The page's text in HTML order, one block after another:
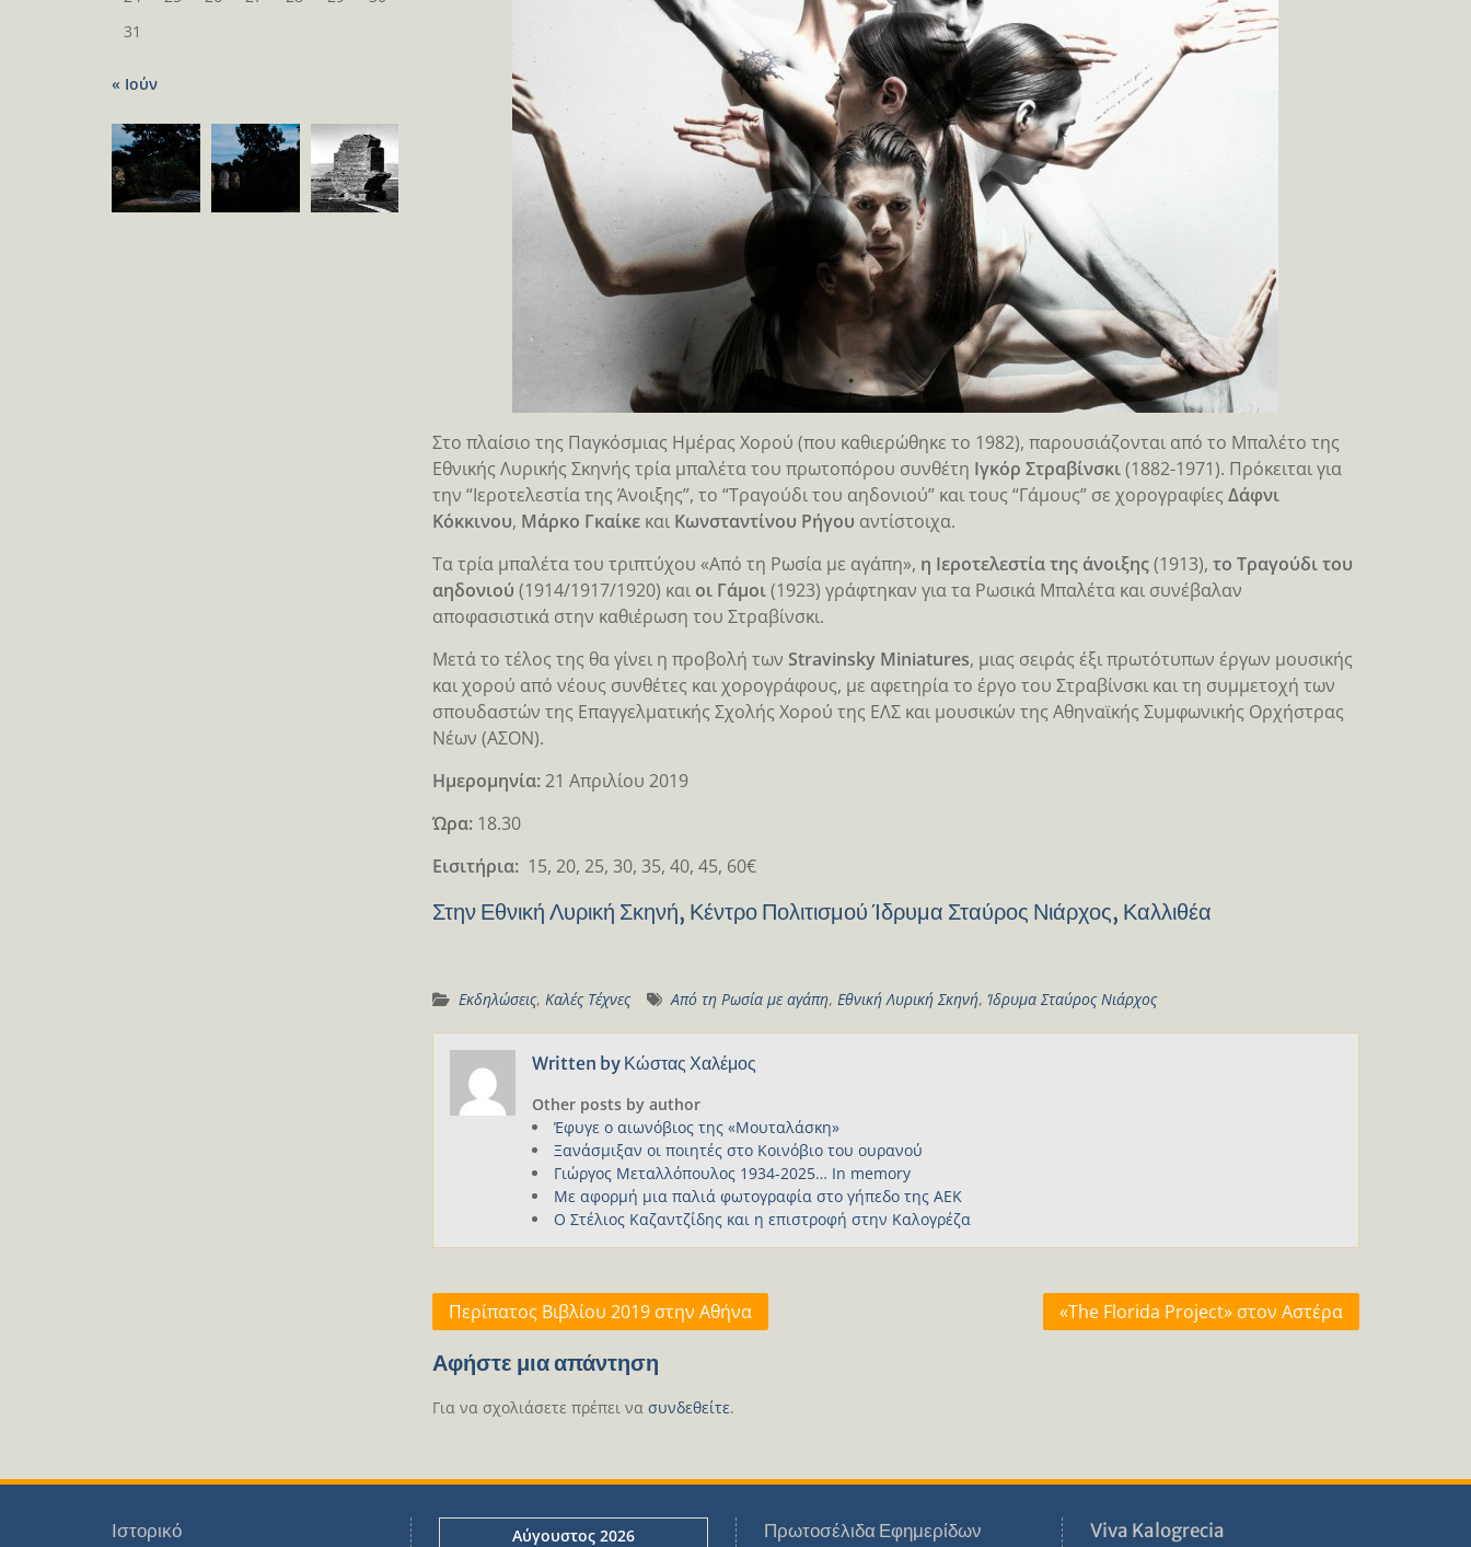
Στο πλαίσιο της Παγκόσμιας Ημέρας Χορού (που καθιερώθηκε το 1982), παρουσιάζονται από το Μπαλέτο της
Εθνικής Λυρικής Σκηνής τρία μπαλέτα του πρωτοπόρου συνθέτη Ιγκόρ Στραβίνσκι(1882-1971). Πρόκειται για
την “Ιεροτελεστία της Άνοιξης”, το “Τραγούδι του αηδονιού” και τους “Γάμους” σε χορογραφίες Δάφνι
Κόκκινου, Μάρκο Γκαίκεκαι Κωνσταντίνου Ρήγου αντίστοιχα.
Τα τρία μπαλέτα του τριπτύχου «Από τη Ρωσία με αγάπη», η Ιεροτελεστία της άνοιξης(1913), το Τραγούδι του
αηδονιού (1914/1917/1920) και οι Γάμοι(1923) γράφτηκαν για τα Ρωσικά Μπαλέτα και συνέβαλαν
αποφασιστικά στην καθιέρωση του Στραβίνσκι.
Μετά το τέλος της θα γίνει η προβολή των Stravinsky Miniatures, μιας σειράς έξι πρωτότυπων έργων μουσικής
και χορού από νέους συνθέτες και χορογράφους, με αφετηρία το έργο του Στραβίνσκι και τη συμμετοχή των
σπουδαστών της Επαγγελματικής Σχολής Χορού της ΕΛΣ και μουσικών της Αθηναϊκής Συμφωνικής Ορχήστρας
Νέων (ΑΣΟΝ).
Ημερομηνία:21 Απριλίου 2019
Ώρα:18.30
Eισιτήρια: 15, 20, 25, 30, 35, 40, 45, 60€
Στην Εθνική Λυρική Σκηνή, Κέντρο Πολιτισμού Ίδρυμα Σταύρος Νιάρχος, Καλλιθέα
Εκδηλώσεις, Καλές Τέχνες Από τη Ρωσία με αγάπη, Εθνική Λυρική Σκηνή, Ίδρυμα Σταύρος Νιάρχος
Written by Κώστας Χαλέμος
Other posts by author
Έφυγε ο αιωνόβιος της «Μουταλάσκη»
Ξανάσμιξαν οι ποιητές στο Κοινόβιο του ουρανού
Γιώργος Μεταλλόπουλος 1934-2025… In memory
Με αφορμή μια παλιά φωτογραφία στο γήπεδο της ΑΕΚ
Ο Στέλιος Καζαντζίδης και η επιστροφή στην Καλογρέζα
Πλοήγηση
Περίπατος Βιβλίου 2019 στην Αθήνα «Τhe Florida Project» στον Αστέρα
Αφήστε μια απάντηση
Για να σχολιάσετε πρέπει να συνδεθείτε.
31
« Ιούν
Ιστορικό
Αύγουστος 2026
Πρωτοσέλιδα Εφημερίδων Viva Kalogrecia